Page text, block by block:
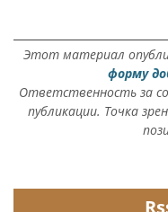
Этот материал
форму
Ответственность за
публикации. Точка